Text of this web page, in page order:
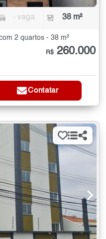
- vaga 38 m²
2 quartos - 38 m²
R$ 260.000
Contatar